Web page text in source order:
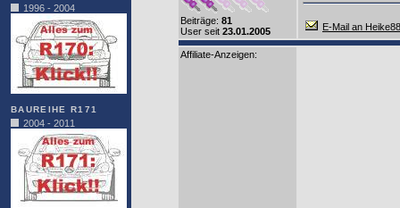
1996 - 2004
BAUREIHE R171
2004 - 2011
Beiträge: 81
User seit 23.01.2005 E-Mail an Heike88
Affiliate-Anzeigen: